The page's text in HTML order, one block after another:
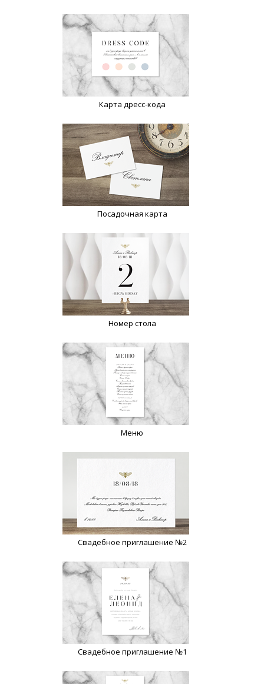
Карта дресс-кода
Посадочная карта
Номер стола
Меню
Свадебное приглашение №2
Свадебное приглашение №1